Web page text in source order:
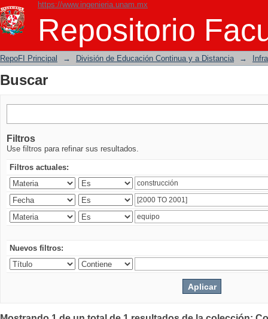
https://www.ingenieria.unam.mx
Repositorio
Buscar
RepoFI Principal → División de Educación Continua y a Distancia →
Buscar
Filtros
Use filtros para refinar sus resultados.
Filtros actuales:
Nuevos filtros: